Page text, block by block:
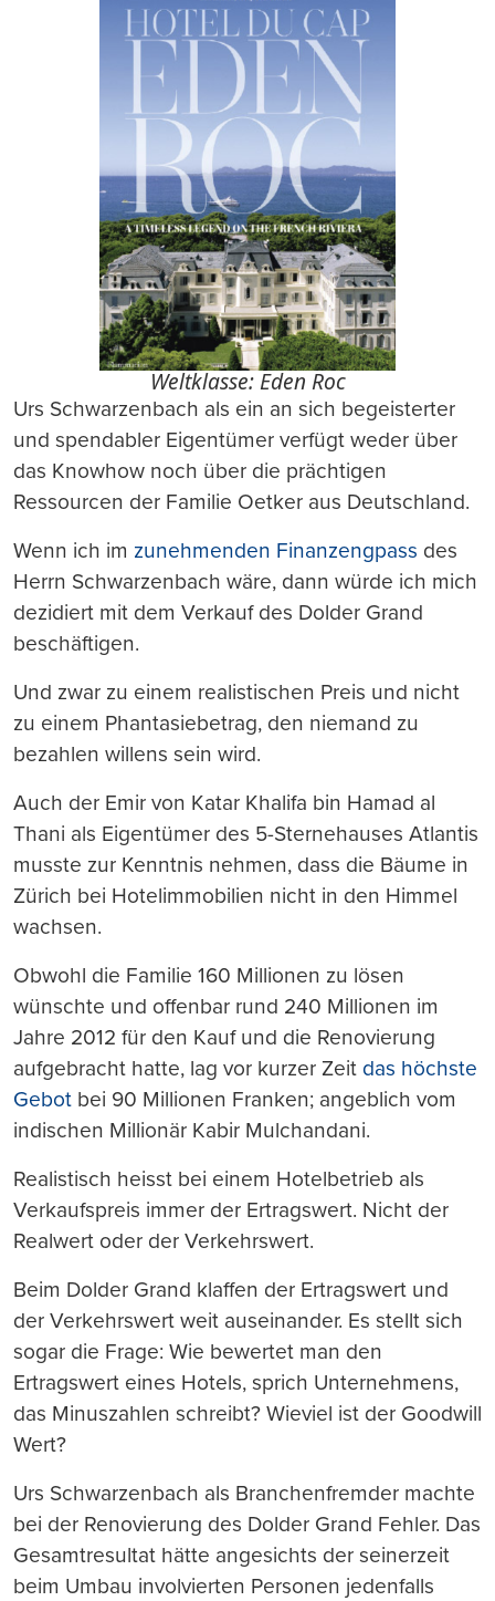
Weltklasse: Eden Roc
Urs Schwarzenbach als ein an sich begeisterter
und spendabler Eigentümer verfügt weder über
das Knowhow noch über die prächtigen
Ressourcen der Familie Oetker aus Deutschland.
Wenn ich im zunehmenden Finanzengpass des
Herrn Schwarzenbach wäre, dann würde ich mich
dezidiert mit dem Verkauf des Dolder Grand
beschäftigen.
Und zwar zu einem realistischen Preis und nicht
zu einem Phantasiebetrag, den niemand zu
bezahlen willens sein wird.
Auch der Emir von Katar Khalifa bin Hamad al
Thani als Eigentümer des 5-Sternehauses Atlantis
musste zur Kenntnis nehmen, dass die Bäume in
Zürich bei Hotelimmobilien nicht in den Himmel
wachsen.
Obwohl die Familie 160 Millionen zu lösen
wünschte und offenbar rund 240 Millionen im
Jahre 2012 für den Kauf und die Renovierung
aufgebracht hatte, lag vor kurzer Zeit das höchste
Gebot bei 90 Millionen Franken; angeblich vom
indischen Millionär Kabir Mulchandani.
Realistisch heisst bei einem Hotelbetrieb als
Verkaufspreis immer der Ertragswert. Nicht der
Realwert oder der Verkehrswert.
Beim Dolder Grand klaffen der Ertragswert und
der Verkehrswert weit auseinander. Es stellt sich
sogar die Frage: Wie bewertet man den
Ertragswert eines Hotels, sprich Unternehmens,
das Minuszahlen schreibt? Wieviel ist der Goodwill
Wert?
Urs Schwarzenbach als Branchenfremder machte
bei der Renovierung des Dolder Grand Fehler. Das
Gesamtresultat hätte angesichts der seinerzeit
beim Umbau involvierten Personen jedenfalls